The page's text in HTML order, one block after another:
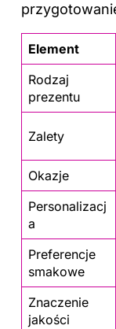
Element
Rodzaj
prezentu
Zalety
Okazje
Personalizacj
a
Preferencje
smakowe
Znaczenie
jakości